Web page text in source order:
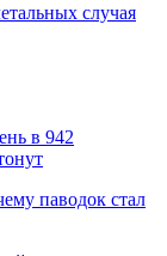
случая
в 942
паводок стал